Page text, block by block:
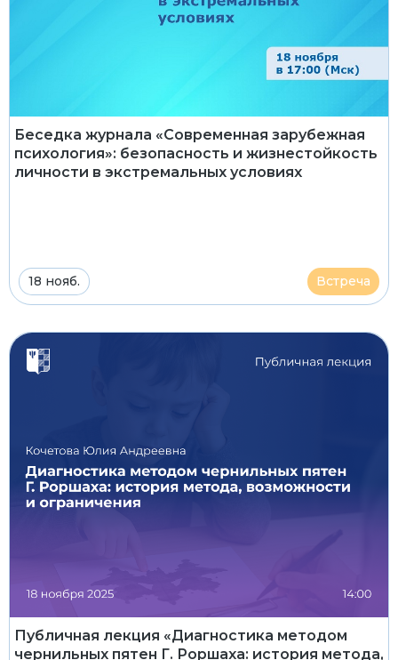
Беседка журнала «Современная зарубежная
психология»: безопасность и жизнестойкость
личности в экстремальных условиях
18 нояб. Встреча
Публичная лекция «Диагностика методом
чернильных пятен Г. Роршаха: история метода,